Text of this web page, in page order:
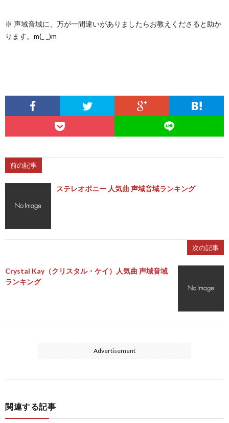
※ 声域音域に、万が一間違いがありましたらお教えくださると助か
ります。m(_ _)m
前の記事
ステレオポニー 人気曲 声域音域ランキング
次の記事
Crystal Kay（クリスタル・ケイ）人気曲 声域音域
ランキング
Advertisement
関連する記事